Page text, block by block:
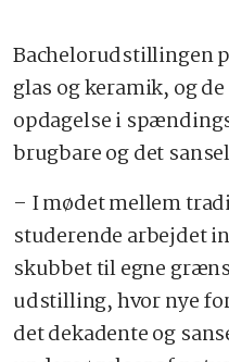
Bachelorudstillingen
glas og keramik, og
opdagelse i
brugbare og det
– I mødet mellem
studerende arbejdet
skubbet til egne
udstilling, hvor nye
det dekadente og